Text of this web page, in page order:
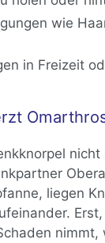
wie
in Freizeit
nicht
liegen